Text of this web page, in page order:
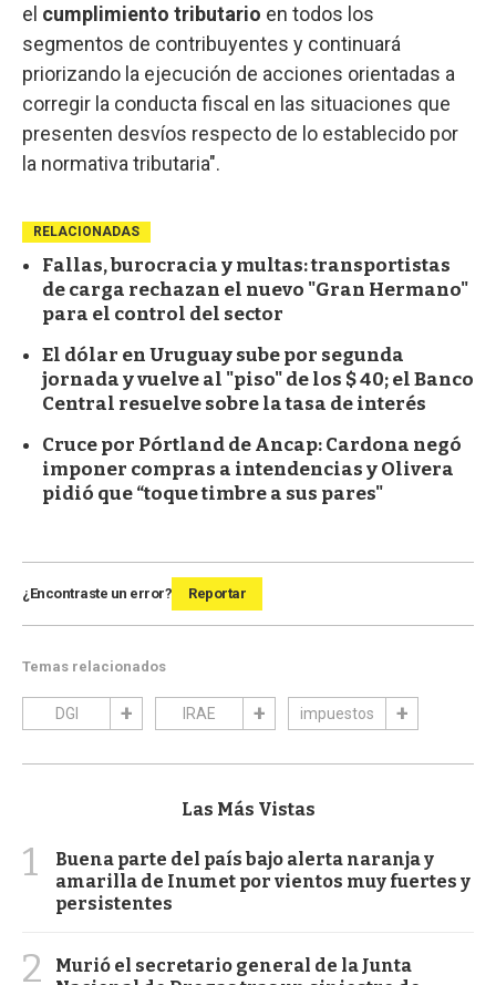
el cumplimiento tributario en todos los
segmentos de contribuyentes y continuará
priorizando la ejecución de acciones orientadas a
corregir la conducta fiscal en las situaciones que
presenten desvíos respecto de lo establecido por
la normativa tributaria".
RELACIONADAS
Fallas, burocracia y multas: transportistas
de carga rechazan el nuevo "Gran Hermano"
para el control del sector
El dólar en Uruguay sube por segunda
jornada y vuelve al "piso" de los $ 40; el Banco
Central resuelve sobre la tasa de interés
Cruce por Pórtland de Ancap: Cardona negó
imponer compras a intendencias y Olivera
pidió que “toque timbre a sus pares"
¿Encontraste un error? Reportar
Temas relacionados
DGI IRAE impuestos
Las Más Vistas
1
Buena parte del país bajo alerta naranja y
amarilla de Inumet por vientos muy fuertes y
persistentes
2
Murió el secretario general de la Junta